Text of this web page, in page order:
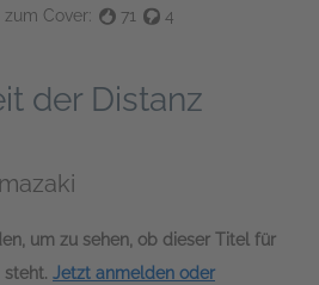
Cover: 71 4
der Distanz
um zu sehen, ob dieser Titel für
Jetzt anmelden oder